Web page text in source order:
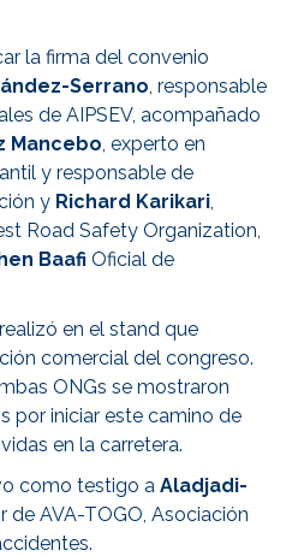
la firma del convenio
Serrano, responsable
de AIPSEV, acompañado
Mancebo, experto en
y responsable de
y Richard Karikari,
Road Safety Organization,
Baafi Oficial de
en el stand que
comercial del congreso.
ONGs se mostraron
por iniciar este camino de
en la carretera.
como testigo a Aladjadi-
de AVA-TOGO, Asociación